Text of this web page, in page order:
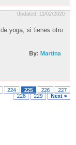
Updated: 11/02/2020
yoga, si tienes otro
By: Martina
224 225 226
227
228
229 Next >